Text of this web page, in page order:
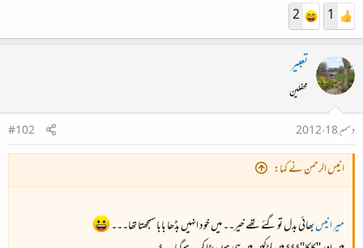
1
2
تعبیر
محفلین
دسمبر 18، 2012
#102
انیس الرحمن نے کہا:
میر انیسبھائی بدل تو گئے تھے خیر۔۔ میں خود انہیں بڈھا بابا سمجھتا تھا۔۔۔